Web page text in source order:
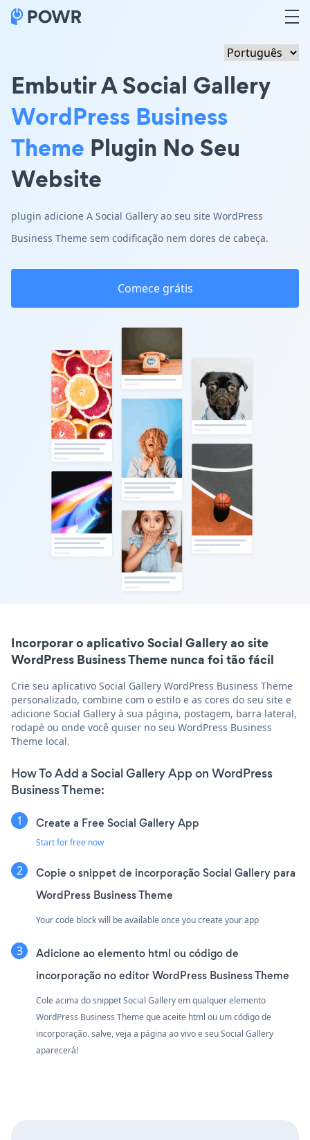
Embutir A Social Gallery
WordPress Business
Theme Plugin No Seu
Website
plugin adicione A Social Gallery ao seu site WordPress
Business Theme sem codificação nem dores de cabeça.
Comece grátis
Incorporar o aplicativo Social Gallery ao site
WordPress Business Theme nunca foi tão fácil
Crie seu aplicativo Social Gallery WordPress Business Theme
personalizado, combine com o estilo e as cores do seu site e
adicione Social Gallery à sua página, postagem, barra lateral,
rodapé ou onde você quiser no seu WordPress Business
Theme local.
How To Add a Social Gallery App on WordPress
Business Theme:
Create a Free Social Gallery App
Start for free now
Copie o snippet de incorporação Social Gallery para
WordPress Business Theme
Your code block will be available once you create your app
Adicione ao elemento html ou código de
incorporação no editor WordPress Business Theme
Cole acima do snippet Social Gallery em qualquer elemento
WordPress Business Theme que aceite html ou um código de
incorporação. salve, veja a página ao vivo e seu Social Gallery
aparecerá!